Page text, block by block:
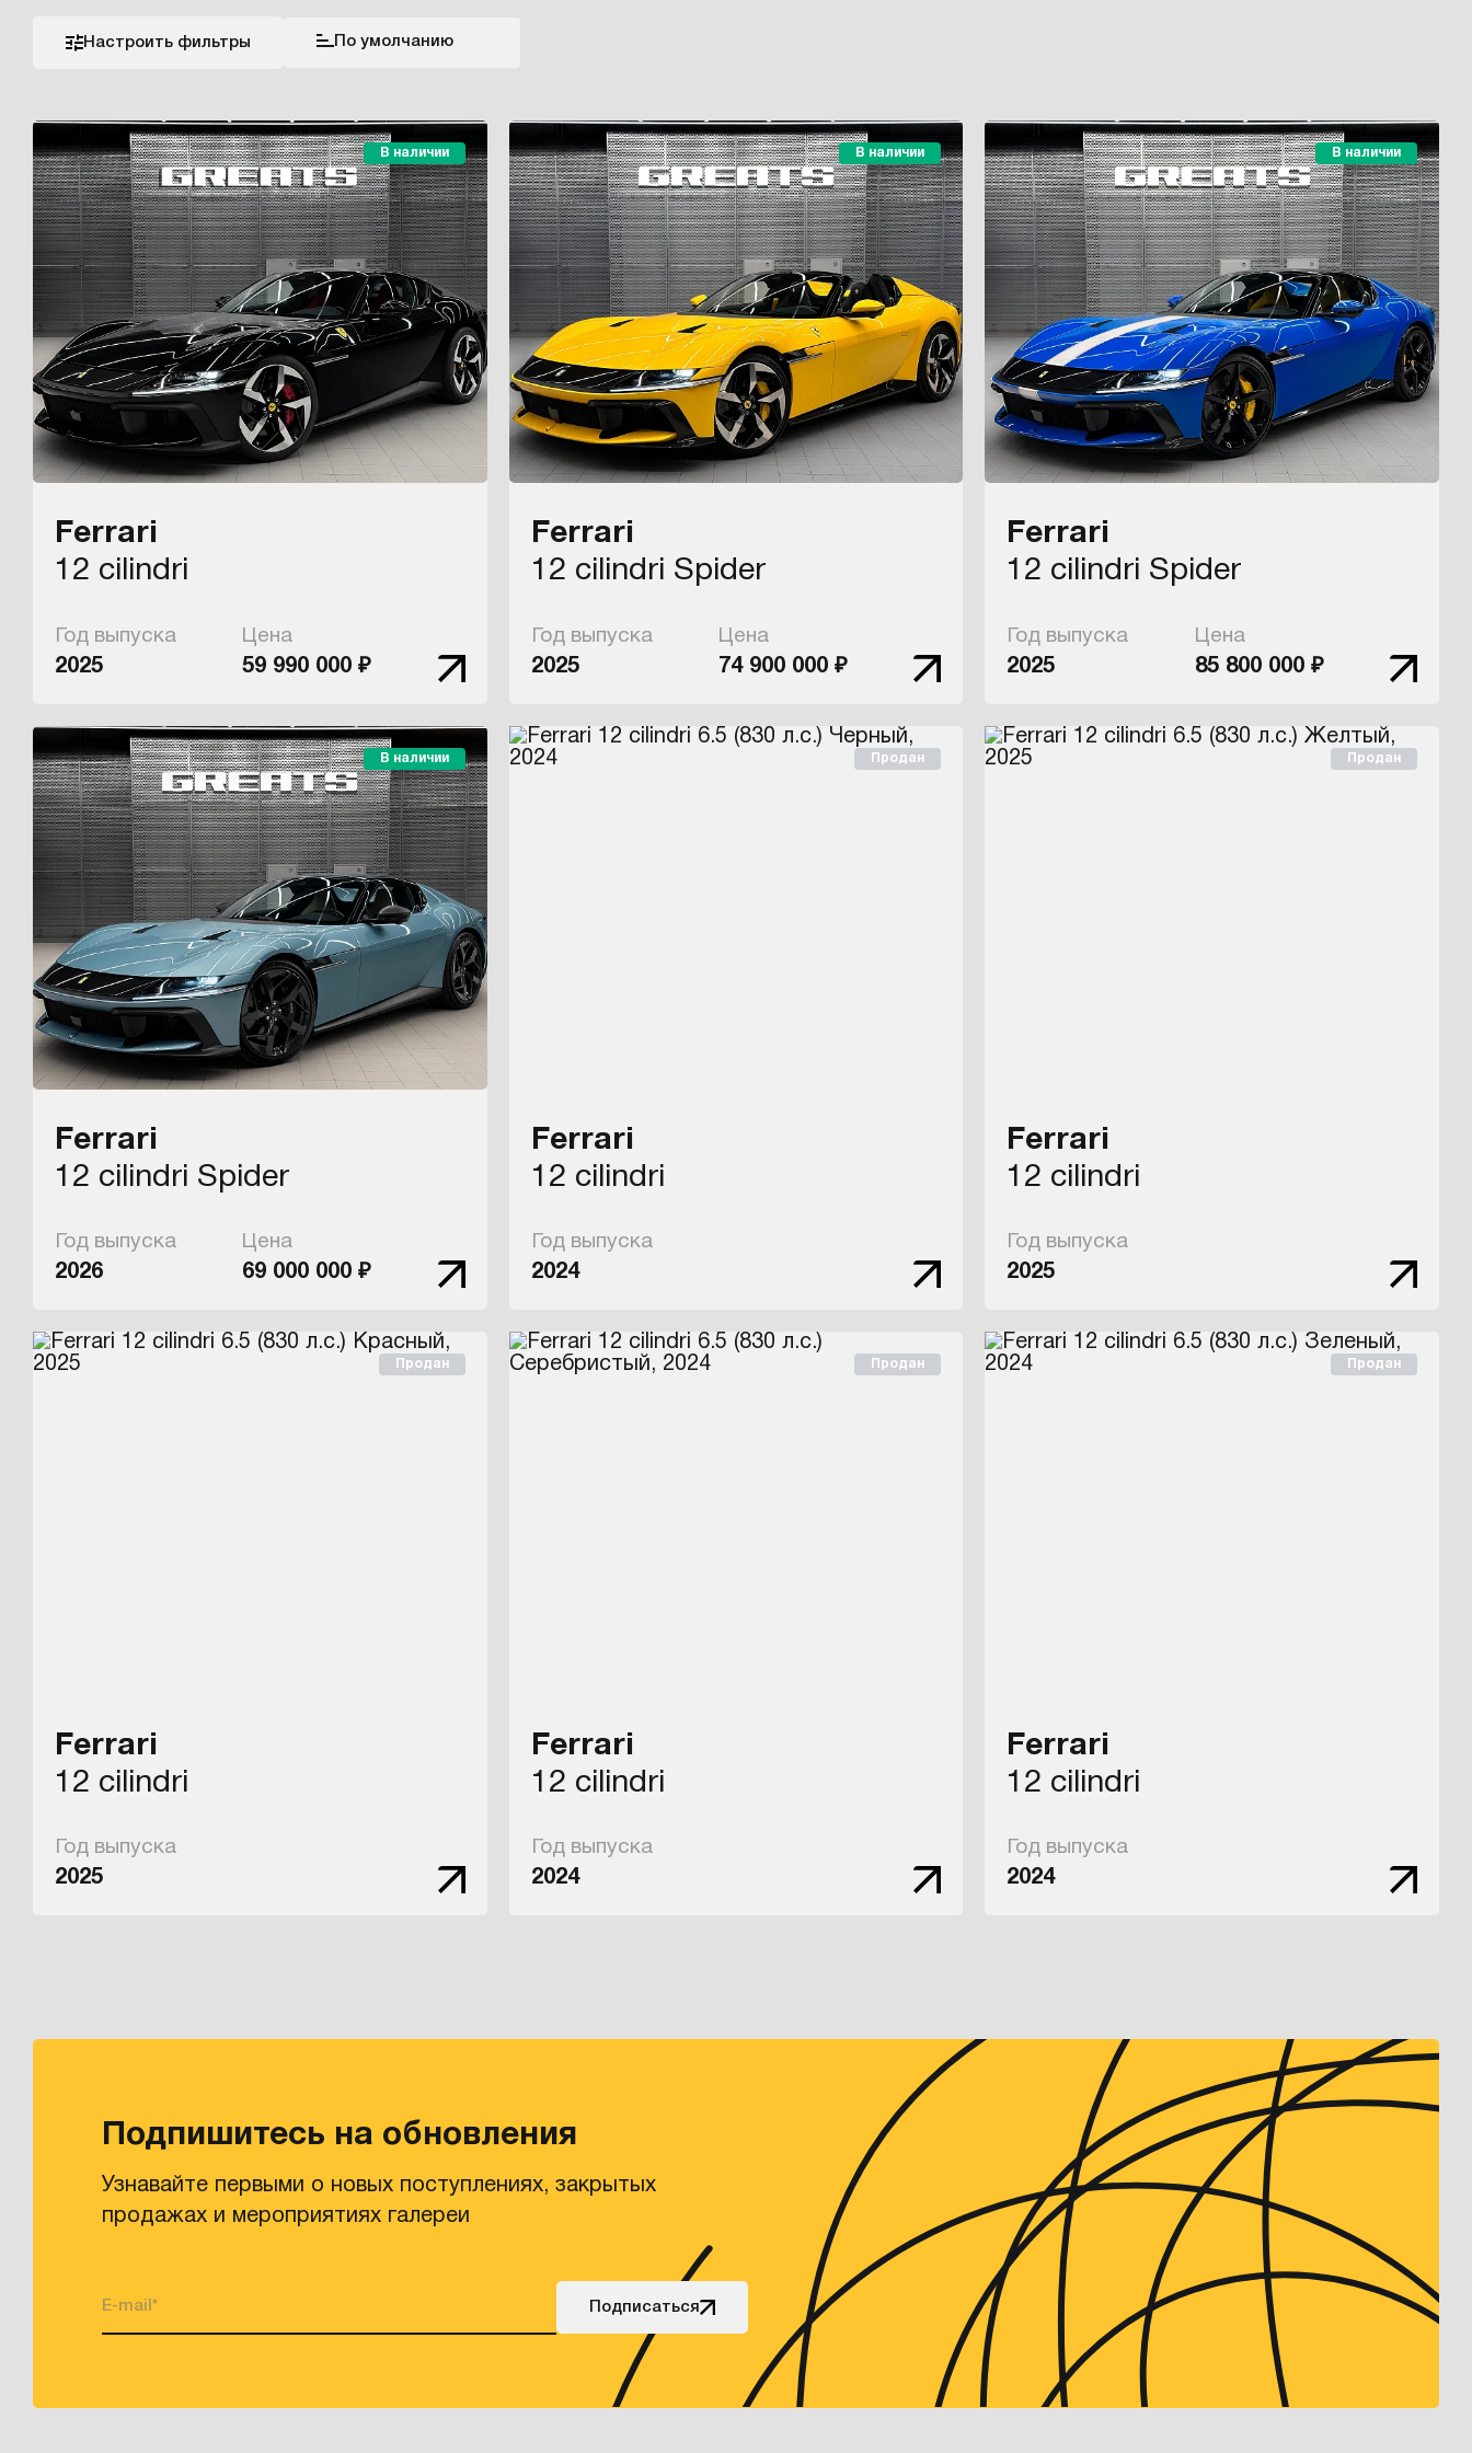
Настроить фильтры По умолчанию
В наличии
Ferrari
12 cilindri
Год выпуска
2025
Цена
59 990 000 ₽
В наличии
Ferrari
12 cilindri Spider
Год выпуска
2025
Цена
74 900 000 ₽
В наличии
Ferrari
12 cilindri Spider
Год выпуска
2025
Цена
85 800 000 ₽
В наличии
Ferrari
12 cilindri Spider
Год выпуска
2026
Цена
69 000 000 ₽
Продан
Ferrari
12 cilindri
Год выпуска
2024
Продан
Ferrari
12 cilindri
Год выпуска
2025
Продан
Ferrari
12 cilindri
Год выпуска
2025
Продан
Ferrari
12 cilindri
Год выпуска
2024
Продан
Ferrari
12 cilindri
Год выпуска
2024
Подпишитесь на обновления
Узнавайте первыми о новых поступлениях, закрытых
продажах и мероприятиях галереи
Подписаться